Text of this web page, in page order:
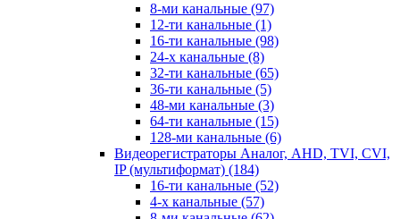
8-ми канальные (97)
12-ти канальные (1)
16-ти канальные (98)
24-х канальные (8)
32-ти канальные (65)
36-ти канальные (5)
48-ми канальные (3)
64-ти канальные (15)
128-ми канальные (6)
Видеорегистраторы Аналог, AHD, TVI, CVI,
IP (мультиформат) (184)
16-ти канальные (52)
4-х канальные (57)